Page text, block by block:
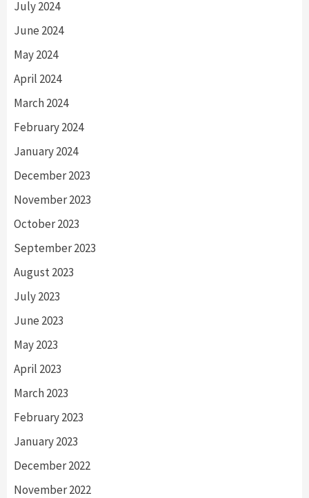
July 2024
June 2024
May 2024
April 2024
March 2024
February 2024
January 2024
December 2023
November 2023
October 2023
September 2023
August 2023
July 2023
June 2023
May 2023
April 2023
March 2023
February 2023
January 2023
December 2022
November 2022